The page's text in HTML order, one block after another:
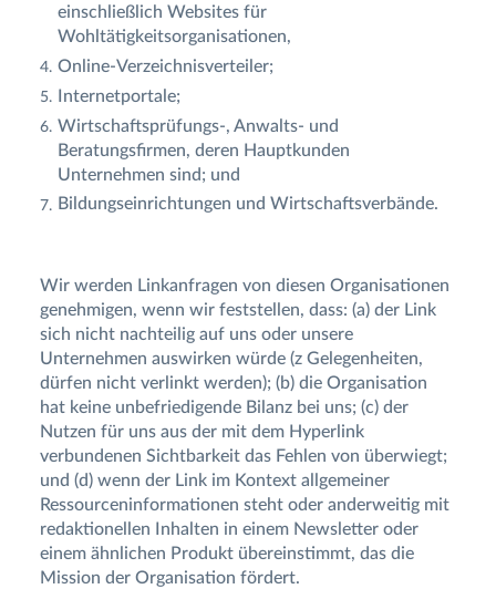
einschließlich Websites für
Wohltätigkeitsorganisationen,
Online-Verzeichnisverteiler;
Internetportale;
Wirtschaftsprüfungs-, Anwalts- und
Beratungsfirmen, deren Hauptkunden
Unternehmen sind; und
Bildungseinrichtungen und Wirtschaftsverbände.
Wir werden Linkanfragen von diesen Organisationen
genehmigen, wenn wir feststellen, dass: (a) der Link
sich nicht nachteilig auf uns oder unsere
Unternehmen auswirken würde (z Gelegenheiten,
dürfen nicht verlinkt werden); (b) die Organisation
hat keine unbefriedigende Bilanz bei uns; (c) der
Nutzen für uns aus der mit dem Hyperlink
verbundenen Sichtbarkeit das Fehlen von überwiegt;
und (d) wenn der Link im Kontext allgemeiner
Ressourceninformationen steht oder anderweitig mit
redaktionellen Inhalten in einem Newsletter oder
einem ähnlichen Produkt übereinstimmt, das die
Mission der Organisation fördert.